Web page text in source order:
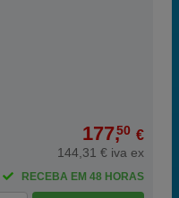
177,50 €
144,31 € iva ex
RECEBA EM 48 HORAS